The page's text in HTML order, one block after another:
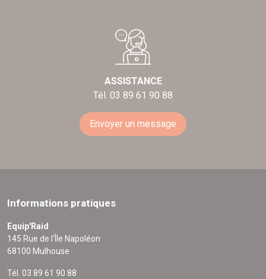
ASSISTANCE
Tél. 03 89 61 90 88
Envoyer un message
Informations pratiques
Equip'Raid
145 Rue de l'Île Napoléon
68100 Mulhouse
Tél. 03 89 61 90 88